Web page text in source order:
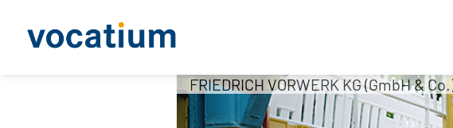
FRIEDRICH VORWERK KG (GmbH &